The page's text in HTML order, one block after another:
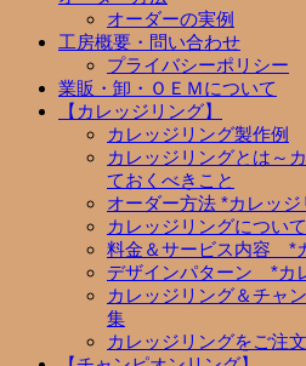
オーダーの実例
工房概要・問い合わせ
プライバシーポリシー
業販・卸・ＯＥＭについて
【カレッジリング】
カレッジリング製作例
カレッジリングとは～
ておくべきこと
オーダー方法 *カレッジ
カレッジリングについ
料金＆サービス内容 *
デザインパターン *カ
カレッジリング＆チャ
集
カレッジリングをご注